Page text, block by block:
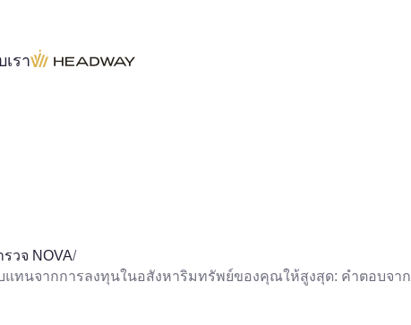
เรา
รวจ NOVA/
แทนจากการลงทุนในอสังหาริมทรัพย์ของคุณให้สูงสุด: คำตอบจาก